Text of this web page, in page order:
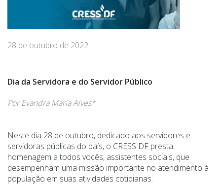
28 de outubro de 2022
Dia da Servidora e do Servidor Público
Por Evandra Maria Alves*
Neste dia 28 de outubro, dedicado aos servidores e
servidoras públicas do país, o CRESS DF presta
homenagem a todos vocês, assistentes sociais, que
desempenham uma missão importante no atendimento à
população em suas atividades cotidianas.